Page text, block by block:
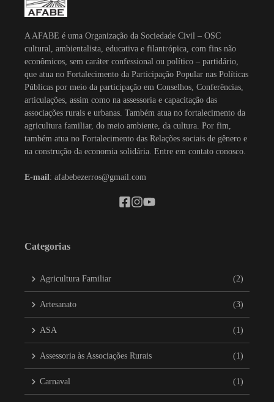
A AFABE é uma Organização da Sociedade Civil – OSC
cultural, ambientalista, educativa e filantrópica, com fins não
econômicos, sem caráter confessional ou político – partidário,
que atua no Fortalecimento da Participação Popular nas Políticas
Públicas por meio da participação em Conselhos, Conferências,
articulações, assim como na assessoria e capacitação das
associações rurais e urbanas. Também atua no fortalecimento da
agricultura familiar, do meio ambiente, da cultura. Por fim,
também atua no Fortalecimento das Relações sociais de gênero e
na construção da economia solidária. Entre em contato conosco.
E-mail: afabebezerros@gmail.com
Categorias
Agricultura Familiar (2)
Artesanato (3)
ASA (1)
Assessoria às Associações Rurais (1)
Carnaval (1)